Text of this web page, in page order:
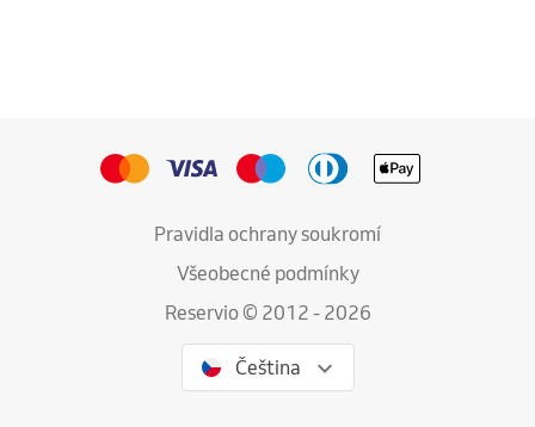
Pravidla ochrany soukromí
Všeobecné podmínky
Reservio © 2012 - 2026
Čeština